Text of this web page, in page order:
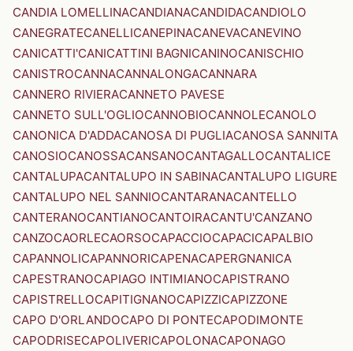
CANDIA LOMELLINACANDIANACANDIDACANDIOLO
CANEGRATECANELLICANEPINACANEVACANEVINO
CANICATTI'CANICATTINI BAGNICANINOCANISCHIO
CANISTROCANNACANNALONGACANNARA
CANNERO RIVIERACANNETO PAVESE
CANNETO SULL'OGLIOCANNOBIOCANNOLECANOLO
CANONICA D'ADDACANOSA DI PUGLIACANOSA SANNITA
CANOSIOCANOSSACANSANOCANTAGALLOCANTALICE
CANTALUPACANTALUPO IN SABINACANTALUPO LIGURE
CANTALUPO NEL SANNIOCANTARANACANTELLO
CANTERANOCANTIANOCANTOIRACANTU'CANZANO
CANZOCAORLECAORSOCAPACCIOCAPACICAPALBIO
CAPANNOLICAPANNORICAPENACAPERGNANICA
CAPESTRANOCAPIAGO INTIMIANOCAPISTRANO
CAPISTRELLOCAPITIGNANOCAPIZZICAPIZZONE
CAPO D'ORLANDOCAPO DI PONTECAPODIMONTE
CAPODRISECAPOLIVERICAPOLONACAPONAGO